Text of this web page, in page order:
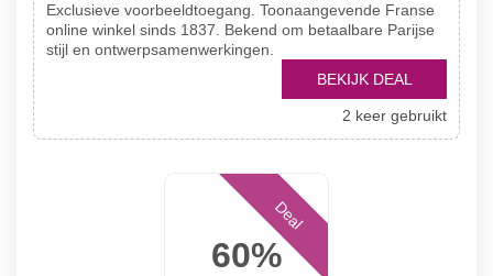
Exclusieve voorbeeldtoegang. Toonaangevende Franse
online winkel sinds 1837. Bekend om betaalbare Parijse
stijl en ontwerpsamenwerkingen.
BEKIJK DEAL
2 keer gebruikt
60%
Deal